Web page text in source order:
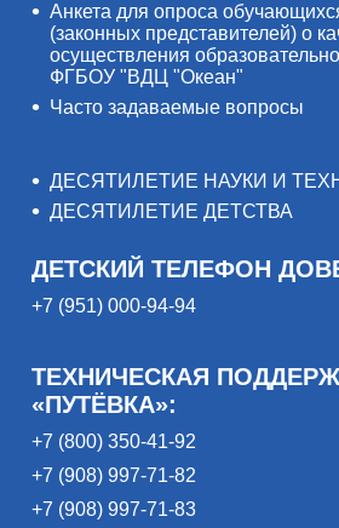
Анкета для опроса
(законных представителей) о
осуществления
ФГБОУ "ВДЦ "Океан"
Часто задаваемые вопросы
ДЕСЯТИЛЕТИЕ НАУКИ И
ДЕСЯТИЛЕТИЕ ДЕТСТВА
ДЕТСКИЙ ТЕЛЕФОН
+7 (951) 000-94-94
ТЕХНИЧЕСКАЯ
«ПУТЁВКА»:
+7 (800) 350-41-92
+7 (908) 997-71-82
+7 (908) 997-71-83